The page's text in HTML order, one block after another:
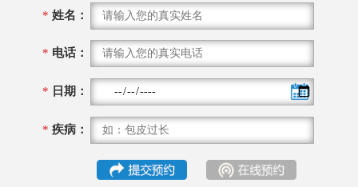
* 姓名：
* 电话：
* 日期：
* 疾病：